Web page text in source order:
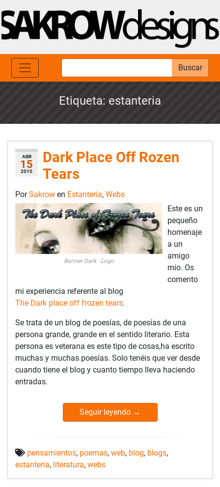
Buscar
Etiqueta: estanteria
ABR
15
2010
Dark Place Off Rozen
Tears
PorSakrow en Estanteria, Webs
Banner Dark - Logo
Este es un
pequeño
homenaje
a un
amigo
mio. Os
comento
mi experiencia referente al blog
The Dark place off frozen tears.
Se trata de un blog de poesías, de poesías de una
persona grande, grande en el sentido literario. Esta
persona es veterana es este tipo de cosas,ha escrito
muchas y muchas poesías. Solo tenéis que ver desde
cuando tiene el blog y cuanto tiempo lleva haciendo
entradas.
Seguir leyendo →
pensamientos, poemas, web, blog, blogs,
estanteria, literatura, webs